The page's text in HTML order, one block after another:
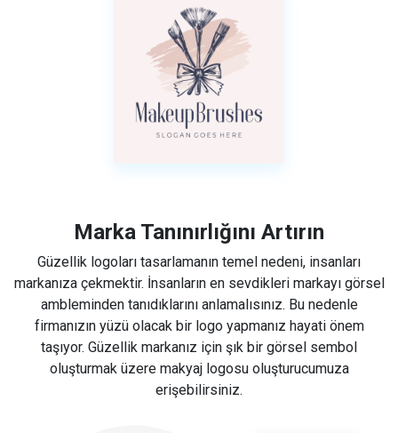
Marka Tanınırlığını Artırın
Güzellik logoları tasarlamanın temel nedeni, insanları
markanıza çekmektir. İnsanların en sevdikleri markayı görsel
ambleminden tanıdıklarını anlamalısınız. Bu nedenle
firmanızın yüzü olacak bir logo yapmanız hayati önem
taşıyor. Güzellik markanız için şık bir görsel sembol
oluşturmak üzere makyaj logosu oluşturucumuza
erişebilirsiniz.